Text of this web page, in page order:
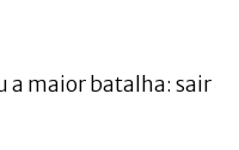
a maior batalha: sair